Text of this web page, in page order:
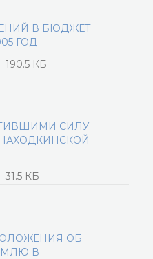
В БЮДЖЕТ
ГОД
190.5 КБ
СИЛУ
31.5 КБ
ОБ
В